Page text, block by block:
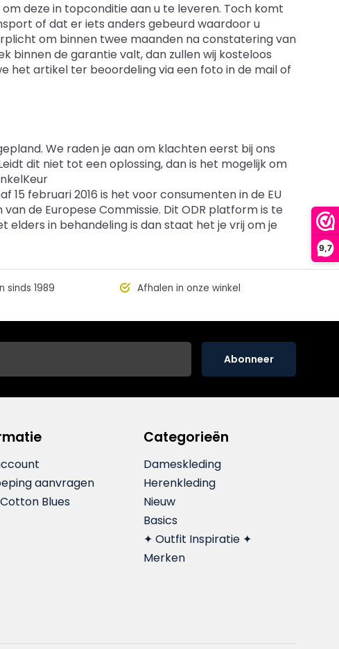
9,7
deze in topconditie aan u te leveren. Toch komt
of dat er iets anders gebeurd waardoor u
om binnen twee maanden na constatering van
binnen de garantie valt, dan zullen wij kosteloos
het artikel ter beoordeling via een foto in de mail of
We raden je aan om klachten eerst bij ons
dit niet tot een oplossing, dan is het mogelijk om
15 februari 2016 is het voor consumenten in de EU
de Europese Commissie. Dit ODR platform is te
elders in behandeling is dan staat het je vrij om je
sinds 1989 Afhalen in onze winkel
Abonneer
aanvragen
Blues
Categorieën
Dameskleding
Herenkleding
Nieuw
Basics
✦ Outfit Inspiratie ✦
Merken